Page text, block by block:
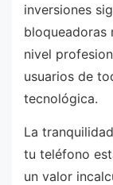
inversiones
bloqueadoras
nivel
usuarios de
tecnológica.
La
tu teléfono
un valor